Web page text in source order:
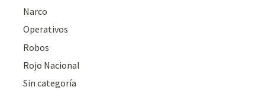
Narco
Operativos
Robos
Rojo Nacional
Sin categoría